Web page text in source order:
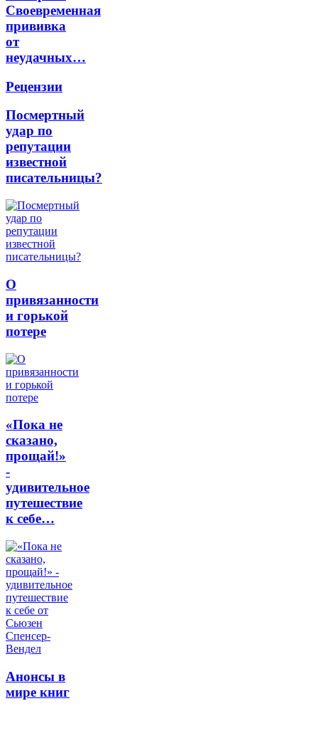
Своевременная
прививка
от
неудачных…
Рецензии
Посмертный
удар по
репутации
известной
писательницы?
О
привязанности
и горькой
потере
«Пока не
сказано,
прощай!»
-
удивительное
путешествие
к себе…
Анонсы в
мире книг